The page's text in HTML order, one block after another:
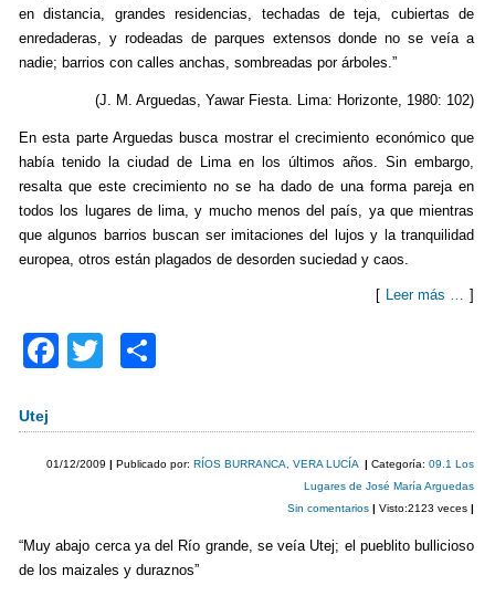
en distancia, grandes residencias, techadas de teja, cubiertas de
enredaderas, y rodeadas de parques extensos donde no se veía a
nadie; barrios con calles anchas, sombreadas por árboles.”
(J. M. Arguedas, Yawar Fiesta. Lima: Horizonte, 1980: 102)
En esta parte Arguedas busca mostrar el crecimiento económico que
había tenido la ciudad de Lima en los últimos años. Sin embargo,
resalta que este crecimiento no se ha dado de una forma pareja en
todos los lugares de lima, y mucho menos del país, ya que mientras
que algunos barrios buscan ser imitaciones del lujos y la tranquilidad
europea, otros están plagados de desorden suciedad y caos.
[ Leer más … ]
F
c
e
o
tt
er
m
p
Utej
01/12/2009 | Publicado por:RÍOS BURRANCA, VERA LUCÍA |Categoría:09.1 Los
Lugares de José María Arguedas
Sin comentarios| Visto:2123 veces|
“Muy abajo cerca ya del Río grande, se veía Utej; el pueblito bullicioso
de los maizales y duraznos”